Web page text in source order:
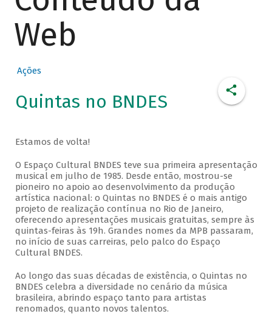
Web
Ações
Quintas no BNDES
Estamos de volta!
O Espaço Cultural BNDES teve sua primeira apresentação
musical em julho de 1985. Desde então, mostrou-se
pioneiro no apoio ao desenvolvimento da produção
artística nacional: o Quintas no BNDES é o mais antigo
projeto de realização contínua no Rio de Janeiro,
oferecendo apresentações musicais gratuitas, sempre às
quintas-feiras às 19h. Grandes nomes da MPB passaram,
no início de suas carreiras, pelo palco do Espaço
Cultural BNDES.
Ao longo das suas décadas de existência, o Quintas no
BNDES celebra a diversidade no cenário da música
brasileira, abrindo espaço tanto para artistas
renomados, quanto novos talentos.